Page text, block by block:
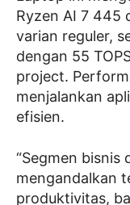
Ryzen AI 7 445
varian reguler,
dengan 55
project.
menjalankan
efisien.
“Segmen bisnis
mengandalkan
produktivitas,